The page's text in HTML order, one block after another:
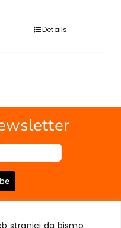
stranici da bismo
Details